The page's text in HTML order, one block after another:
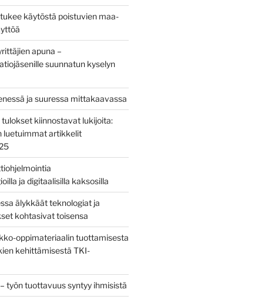
käytöstä poistuvien maa-
apuna –
suunnatun kyselyn
ja suuressa mittakaavassa
kiinnostavat lukijoita:
luetuimmat artikkelit
ja digitaalisilla kaksosilla
älykkäät teknologiat ja
kohtasivat toisensa
oppimateriaalin tuottamisesta
kehittämisestä TKI-
työn tuottavuus syntyy ihmisistä